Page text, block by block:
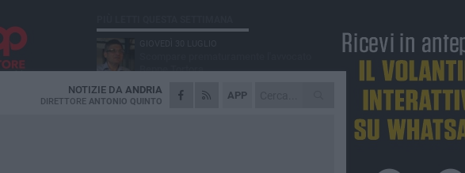
APP
NOTIZIE DA ANDRIA
DIRETTORE ANTONIO QUINTO
Beppe Tortora
MARTEDÌ 4 AGOSTO
Cattivo odore dall’abitazione, la macabra